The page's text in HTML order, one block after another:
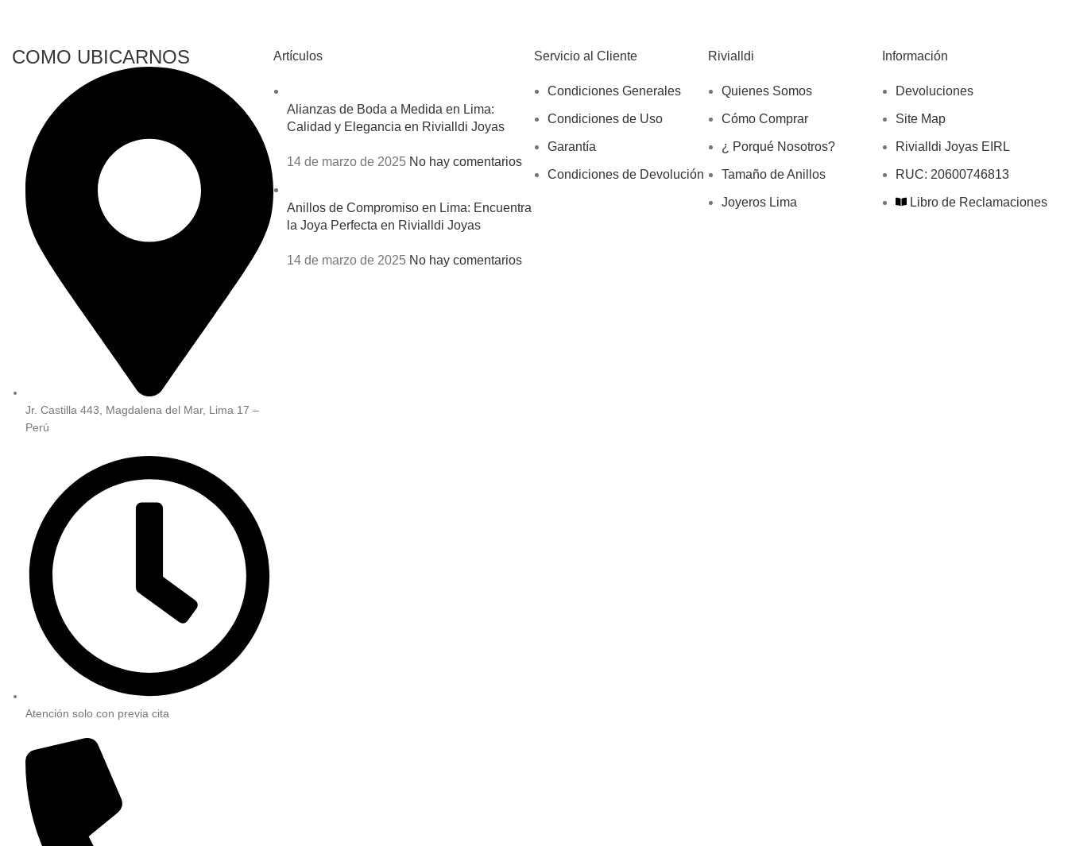
COMO UBICARNOS
Jr. Castilla 443, Magdalena del Mar, Lima 17 –
Perú
Atención solo con previa cita
Artículos
Alianzas de Boda a Medida en Lima:
Calidad y Elegancia en Rivialldi Joyas
14 de marzo de 2025 No hay comentarios
Anillos de Compromiso en Lima: Encuentra
la Joya Perfecta en Rivialldi Joyas
14 de marzo de 2025 No hay comentarios
Servicio al Cliente
Condiciones Generales
Condiciones de Uso
Garantía
Condiciones de Devolución
Rivialldi
Quienes Somos
Cómo Comprar
¿ Porqué Nosotros?
Tamaño de Anillos
Joyeros Lima
Información
Devoluciones
Site Map
Rivialldi Joyas EIRL
RUC: 20600746813
Libro de Reclamaciones